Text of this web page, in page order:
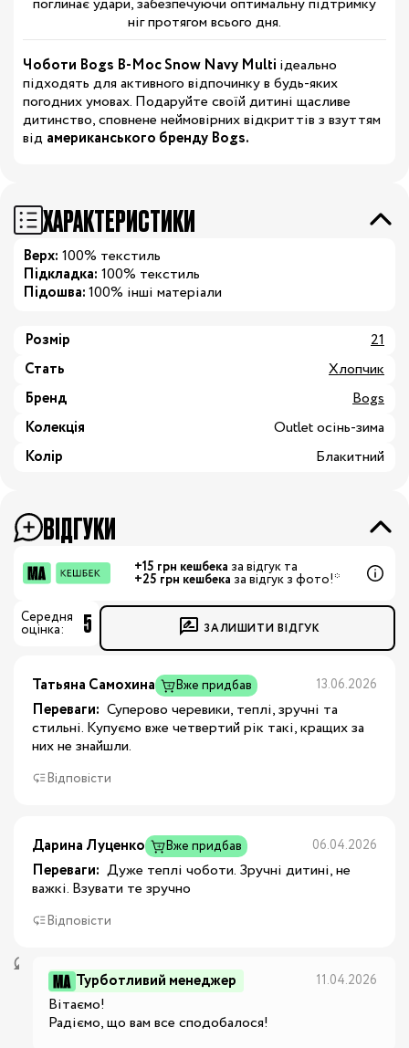
ніг протягом всього дня.
Чоботи Bogs B-Moc Snow Navy Multi ідеально
підходять для активного відпочинку в будь-яких
погодних умовах. Подаруйте своїй дитині щасливе
дитинство, сповнене неймовірних відкриттів з взуттям
від американського бренду Bogs.
ХАРАКТЕРИСТИКИ
Верх: 100% текстиль
Підкладка: 100% текстиль
Підошва:100% інші матеріали
Розмір
21
Стать
Хлопчик
Бренд
Bogs
Колекція
Outlet осінь-зима
Колір
Блакитний
ВІДГУКИ
+15 грн кешбека за відгук та
+25 грн кешбека за відгук з фото!*
Середня
оцінка: 5 ЗАЛИШИТИ ВІДГУК
Татьяна Самохина Вже придбав 13.06.2026
Переваги: Суперово черевики, теплі, зручні та
стильні. Купуємо вже четвертий рік такі, кращих за
них не знайшли.
Відповісти
Дарина Луценко Вже придбав 06.04.2026
Переваги: Дуже теплі чоботи. Зручні дитині, не
важкі. Взувати те зручно
Відповісти
Турботливий менеджер 11.04.2026
Вітаємо!
Радіємо, що вам все сподобалося!